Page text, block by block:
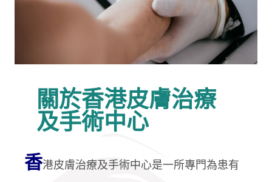
關於香港皮膚治療
及手術中心
香港皮膚治療及手術中心是一所專門為患有